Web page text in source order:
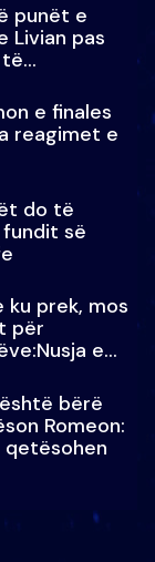
punët e
Livian pas
e finales
reagimet e
do të
së
ku prek, mos
për
e
bërë
Romeon: